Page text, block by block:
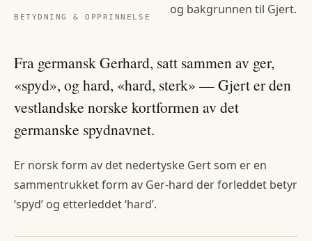
BETYDNING & OPPRINNELSE
og bakgrunnen til Gjert.
Fra germansk Gerhard, satt sammen av ger,
«spyd», og hard, «hard, sterk» — Gjert er den
vestlandske norske kortformen av det
germanske spydnavnet.
Er norsk form av det nedertyske Gert som er en
sammentrukket form av Ger-hard der forleddet betyr
‘spyd’ og etterleddet ‘hard’.